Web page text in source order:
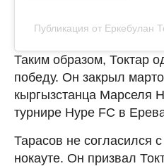
Публикация от Еркебулан
Таким образом, Токтар
победу. Он закрыл
кыргызстанца Марселя
турнире Hype FC в
Тарасов не согласился
нокауте. Он призвал